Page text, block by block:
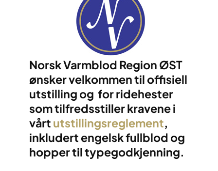
Norsk Varmblod Region ØST
ønsker velkommen til offisiell
utstilling og for ridehester
som tilfredsstiller kravene i
vårt utstillingsreglement,
inkludert engelsk fullblod og
hopper til typegodkjenning.